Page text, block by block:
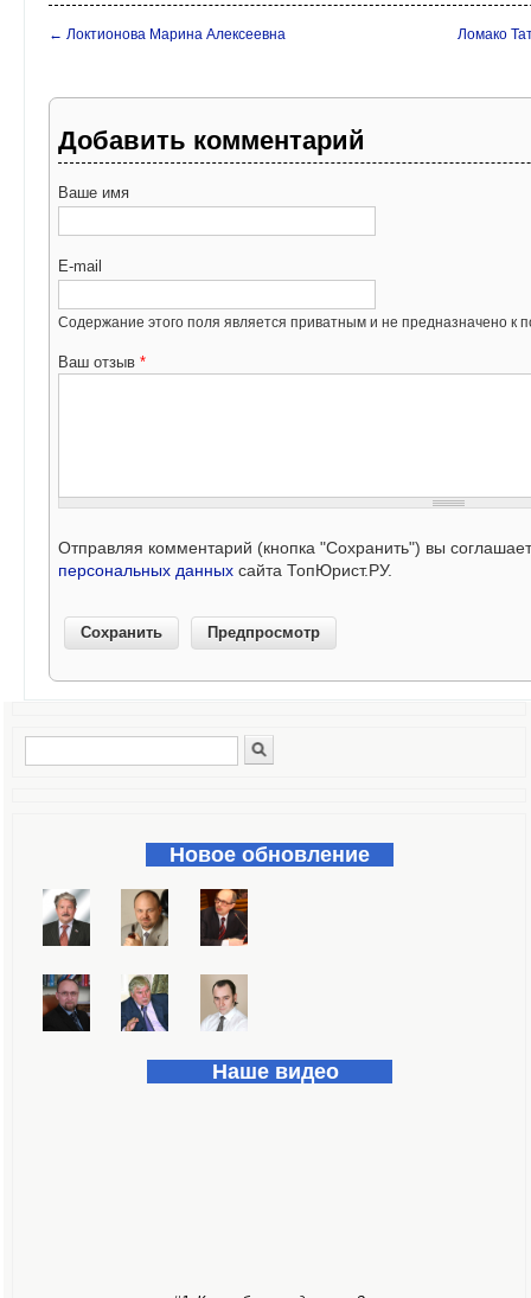
← Локтионова Марина Алексеевна Ломако
Добавить комментарий
Ваше имя
E-mail
Содержание этого поля является приватным и не предназначено к
Ваш отзыв *
Отправляя комментарий (кнопка "Сохранить") вы
персональных данных сайта ТопЮрист.РУ.
Форма поиска
Новое обновление
Наше видео